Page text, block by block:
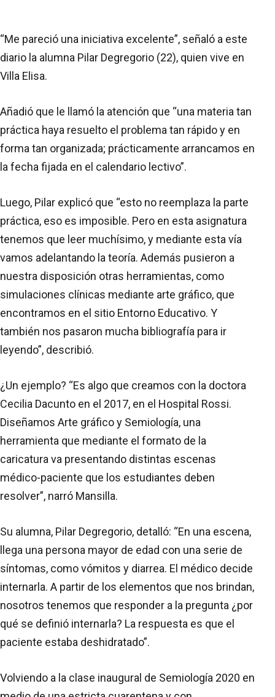
“Me pareció una iniciativa excelente”, señaló a este
diario la alumna Pilar Degregorio (22), quien vive en
Villa Elisa.
Añadió que le llamó la atención que “una materia tan
práctica haya resuelto el problema tan rápido y en
forma tan organizada; prácticamente arrancamos en
la fecha fijada en el calendario lectivo”.
Luego, Pilar explicó que “esto no reemplaza la parte
práctica, eso es imposible. Pero en esta asignatura
tenemos que leer muchísimo, y mediante esta vía
vamos adelantando la teoría. Además pusieron a
nuestra disposición otras herramientas, como
simulaciones clínicas mediante arte gráfico, que
encontramos en el sitio Entorno Educativo. Y
también nos pasaron mucha bibliografía para ir
leyendo”, describió.
¿Un ejemplo? “Es algo que creamos con la doctora
Cecilia Dacunto en el 2017, en el Hospital Rossi.
Diseñamos Arte gráfico y Semiología, una
herramienta que mediante el formato de la
caricatura va presentando distintas escenas
médico-paciente que los estudiantes deben
resolver”, narró Mansilla.
Su alumna, Pilar Degregorio, detalló: “En una escena,
llega una persona mayor de edad con una serie de
síntomas, como vómitos y diarrea. El médico decide
internarla. A partir de los elementos que nos brindan,
nosotros tenemos que responder a la pregunta ¿por
qué se definió internarla? La respuesta es que el
paciente estaba deshidratado”.
Volviendo a la clase inaugural de Semiología 2020 en